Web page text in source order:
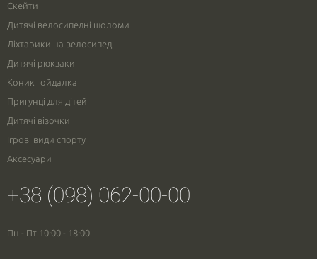
Скейти
Дитячі велосипедні шоломи
Ліхтарики на велосипед
Дитячі рюкзаки
Коник гойдалка
Пригунці для дітей
Дитячі візочки
Ігрові види спорту
Аксесуари
+38 (098) 062-00-00
Пн - Пт 10:00 - 18:00